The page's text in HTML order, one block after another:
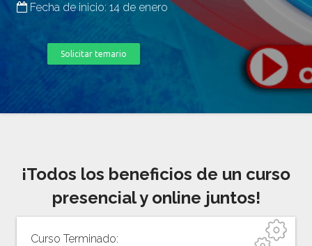
Fecha de inicio: 14 de enero
Solicitar temario
¡Todos los beneficios de un curso
presencial y online juntos!
Curso Terminado: